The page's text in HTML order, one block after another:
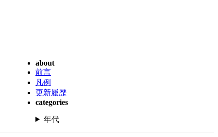
about
前言
凡例
更新履歴
categories
年代